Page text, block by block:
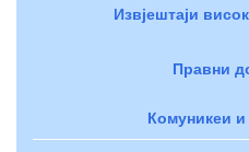
Извјештаји
Правни
Комуникеи и